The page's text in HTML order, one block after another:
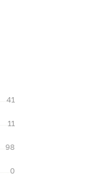
41
11
98
0